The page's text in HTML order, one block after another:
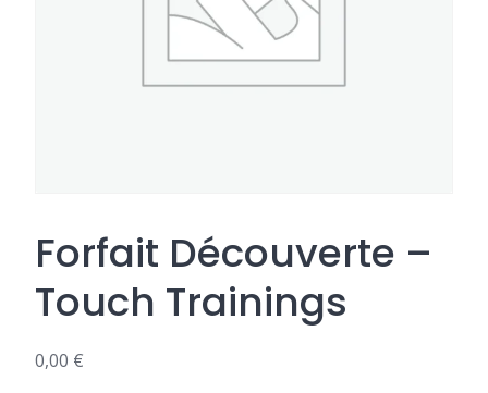
Forfait Découverte –
Touch Trainings
0,00 €